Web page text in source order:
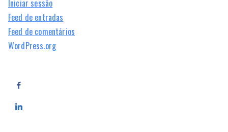
Iniciar sessão
Feed de entradas
Feed de comentários
WordPress.org